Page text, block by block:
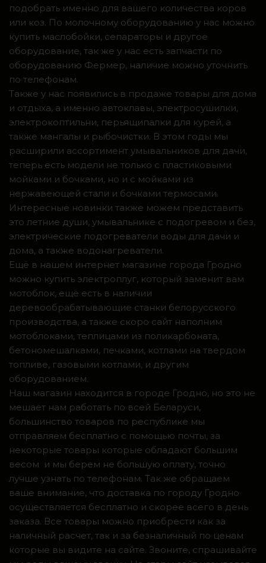
подобрать именно для вашего количества коров
или коз. По молочному оборудованию у нас можно
купить маслобойки, сепараторы и другое
оборудование, так же у нас есть запчасти по
оборудованию Фермер, наличие можно уточнить
по телефонам.
Также у нас появились в продаже товары для дома
и отдыха, а именно автоклавы, электросушилки,
электрокоптильни, перьящипалки для курей, а
также мангалы и рыбочистки. В этом годы мы
расширили ассортимент умывальников для дачи,
теперь есть модели не только с пластиковыми
мойками и бочками, но и с мойками из
нержавеющей стали и бочками термосами.
Интересные новинки также можем представить
это летние души, умывальнике с подогревом и без,
электрические подогреватели воды для дачи и
дома, а также водонагреватели.
Ещё в нашем интернет магазине города Гродно
можно купить электроплуг, который заменит вам
мотоблок, ещё есть в наличии
деревообрабатывающие станки белорусского
производства, а также скоро сайт наполним
мотоблоками, теплицами из поликарбоната,
бетономешалками, печками, котлами на твердом
топливе, газовыми котлами, и другим
оборудованием.
Наш магазин находится в городе Гродно, но это не
мешает нам работать по всей Беларуси,
большинство товаров по республике мы
отправляем бесплатно с помощью почты, за
некоторые товары которые обладают большим
весом и мы берем не большую оплату, точно
лучше узнать по телефонам. Так же обращаем
ваше внимание, что доставка по городу Гродно
осуществляется бесплатно и скорее всего в день
заказа. Все товары можно приобрести как за
наличный расчет, так и за безналичный по ценам
которые вы видите на сайте. Звоните, спрашивайте